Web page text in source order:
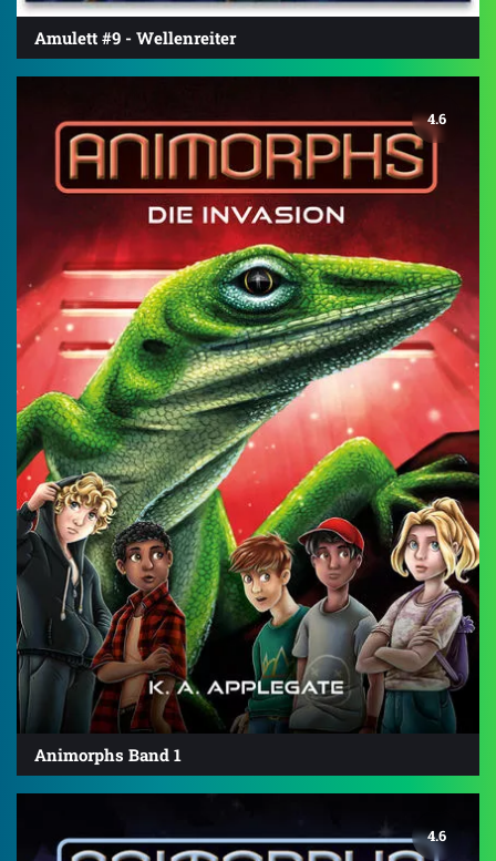
Amulett #9 - Wellenreiter
4.6
Animorphs Band 1
4.6